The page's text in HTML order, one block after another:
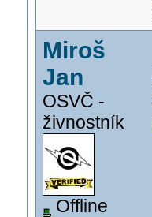
Miroš
Jan
OSVČ -
živnostník
Offline